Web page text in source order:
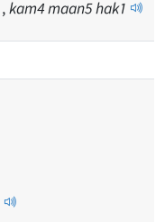
,kam4maan5hak1